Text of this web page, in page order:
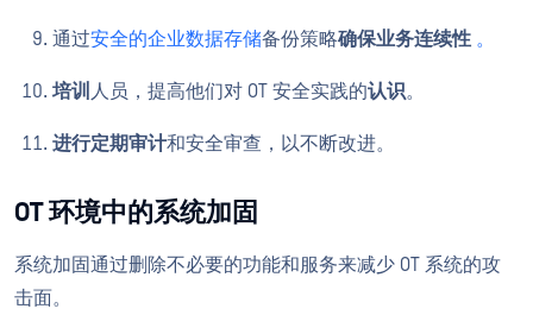
通过安全的企业数据存储备份策略确保业务连续性 。
培训 人员，提高他们对 OT 安全实践的认识。
进行定期审计和安全审查，以不断改进。
OT 环境中的系统加固
系统加固通过删除不必要的功能和服务来减少 OT 系统的攻
击面。